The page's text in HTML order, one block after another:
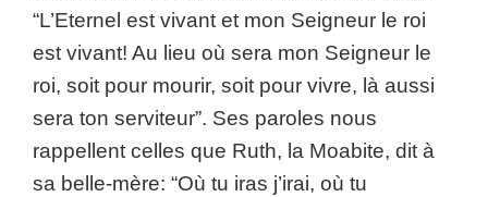
“L’Eternel est vivant et mon Seigneur le roi
est vivant! Au lieu où sera mon Seigneur le
roi, soit pour mourir, soit pour vivre, là aussi
sera ton serviteur”. Ses paroles nous
rappellent celles que Ruth, la Moabite, dit à
sa belle-mère: “Où tu iras j’irai, où tu